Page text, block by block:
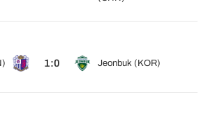
1:0 Jeonbuk (KOR)